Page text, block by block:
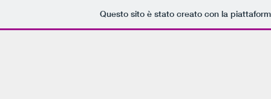
Questo sito è stato creato con la